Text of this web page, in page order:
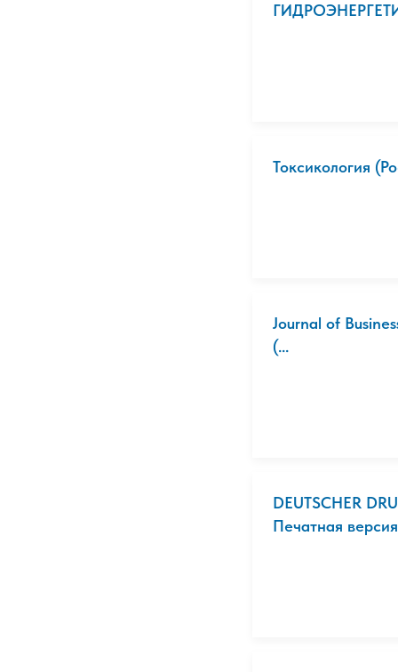
Токсикология
Journal of
(...
DEUTSCHER
Печатная версия